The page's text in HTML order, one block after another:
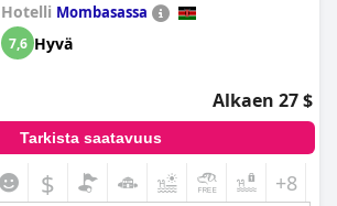
Hotelli Mombasassa
7,6 Hyvä
Alkaen 27 $
Tarkista saatavuus
$ +8